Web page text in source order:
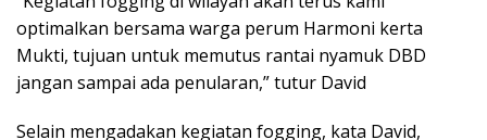
optimalkan bersama warga perum Harmoni kerta
Mukti, tujuan untuk memutus rantai nyamuk DBD
jangan sampai ada penularan,” tutur David
Selain mengadakan kegiatan fogging, kata David,